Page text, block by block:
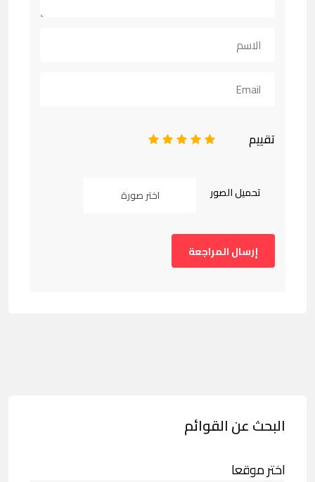
تقييم 5
4
3
2
تحميل الصور اختر صورة
البحث عن القوائم
اختر موقعا